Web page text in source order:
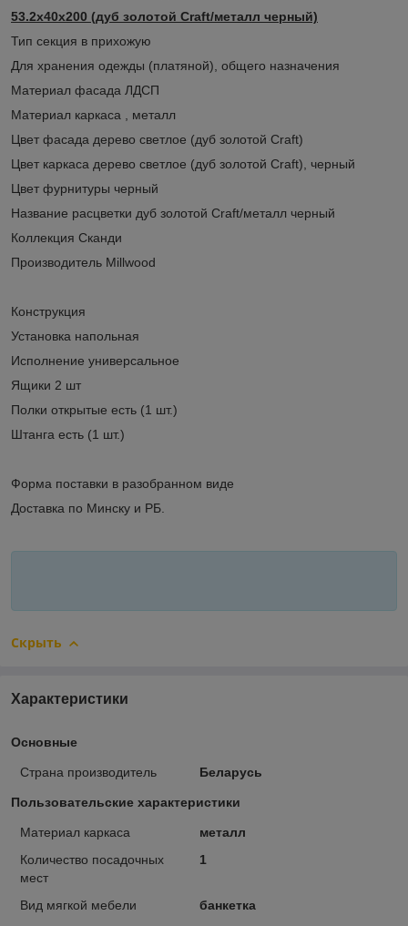
53.2x40x200 (дуб золотой Craft/металл черный)
Тип секция в прихожую
Для хранения одежды (платяной), общего назначения
Материал фасада ЛДСП
Материал каркаса , металл
Цвет фасада дерево светлое (дуб золотой Craft)
Цвет каркаса дерево светлое (дуб золотой Craft), черный
Цвет фурнитуры черный
Название расцветки дуб золотой Craft/металл черный
Коллекция Сканди
Производитель Millwood
Конструкция
Установка напольная
Исполнение универсальное
Ящики 2 шт
Полки открытые есть (1 шт.)
Штанга есть (1 шт.)
Форма поставки в разобранном виде
Доставка по Минску и РБ.
Скрыть
Характеристики
Основные
Страна производитель Беларусь
Пользовательские характеристики
Материал каркаса
металл
Количество посадочных
мест
1
Вид мягкой мебели банкетка